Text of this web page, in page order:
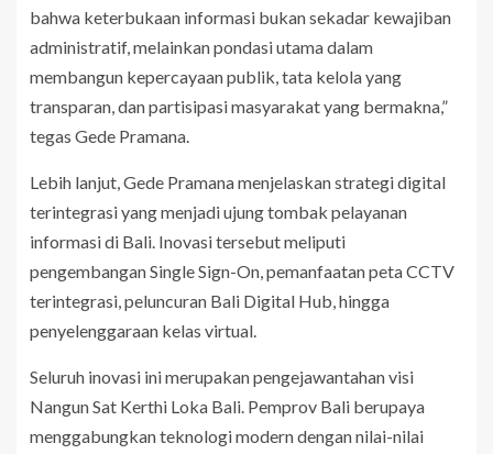
bahwa keterbukaan informasi bukan sekadar kewajiban
administratif, melainkan pondasi utama dalam
membangun kepercayaan publik, tata kelola yang
transparan, dan partisipasi masyarakat yang bermakna,”
tegas Gede Pramana.
Lebih lanjut, Gede Pramana menjelaskan strategi digital
terintegrasi yang menjadi ujung tombak pelayanan
informasi di Bali. Inovasi tersebut meliputi
pengembangan Single Sign-On, pemanfaatan peta CCTV
terintegrasi, peluncuran Bali Digital Hub, hingga
penyelenggaraan kelas virtual.
Seluruh inovasi ini merupakan pengejawantahan visi
Nangun Sat Kerthi Loka Bali. Pemprov Bali berupaya
menggabungkan teknologi modern dengan nilai-nilai